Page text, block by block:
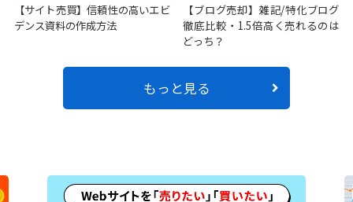
【サイト売買】信頼性の高いエビ
デンス資料の作成方法
【ブログ売却】雑記/特化ブログ
徹底比較・1.5倍高く売れるのは
どっち？
もっと見る